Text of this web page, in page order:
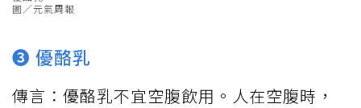
圖／元氣周報
➌ 優酪乳
傳言：優酪乳不宜空腹飲用。人在空腹時，